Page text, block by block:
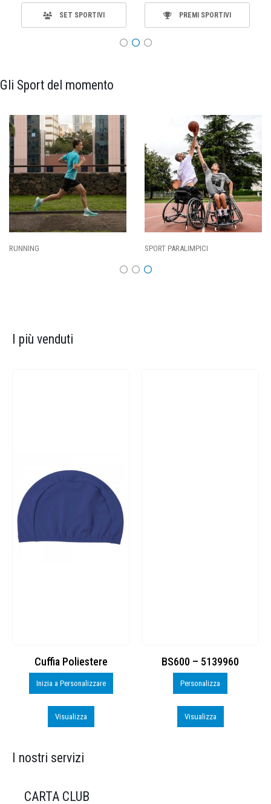
SET SPORTIVI PREMI SPORTIVI
Gli Sport del momento
CALCIO
I più venduti
Cuffia Poliestere
Inizia a Personalizzare
Visualizza
BS600 – 5139960
Personalizza
Visualizza
I nostri servizi
CARTA CLUB